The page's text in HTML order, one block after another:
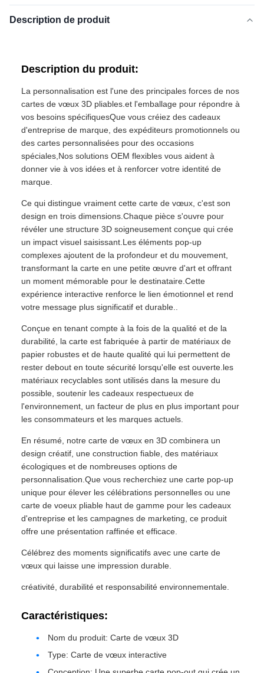
Description de produit
Description du produit:
La personnalisation est l'une des principales forces de nos
cartes de vœux 3D pliables.et l'emballage pour répondre à
vos besoins spécifiquesQue vous créiez des cadeaux
d'entreprise de marque, des expéditeurs promotionnels ou
des cartes personnalisées pour des occasions
spéciales,Nos solutions OEM flexibles vous aident à
donner vie à vos idées et à renforcer votre identité de
marque.
Ce qui distingue vraiment cette carte de vœux, c'est son
design en trois dimensions.Chaque pièce s'ouvre pour
révéler une structure 3D soigneusement conçue qui crée
un impact visuel saisissant.Les éléments pop-up
complexes ajoutent de la profondeur et du mouvement,
transformant la carte en une petite œuvre d'art et offrant
un moment mémorable pour le destinataire.Cette
expérience interactive renforce le lien émotionnel et rend
votre message plus significatif et durable..
Conçue en tenant compte à la fois de la qualité et de la
durabilité, la carte est fabriquée à partir de matériaux de
papier robustes et de haute qualité qui lui permettent de
rester debout en toute sécurité lorsqu'elle est ouverte.les
matériaux recyclables sont utilisés dans la mesure du
possible, soutenir les cadeaux respectueux de
l'environnement, un facteur de plus en plus important pour
les consommateurs et les marques actuels.
En résumé, notre carte de vœux en 3D combinera un
design créatif, une construction fiable, des matériaux
écologiques et de nombreuses options de
personnalisation.Que vous recherchiez une carte pop-up
unique pour élever les célébrations personnelles ou une
carte de voeux pliable haut de gamme pour les cadeaux
d'entreprise et les campagnes de marketing, ce produit
offre une présentation raffinée et efficace.
Célébrez des moments significatifs avec une carte de
vœux qui laisse une impression durable.
créativité, durabilité et responsabilité environnementale.
Caractéristiques:
Nom du produit: Carte de vœux 3D
Type: Carte de vœux interactive